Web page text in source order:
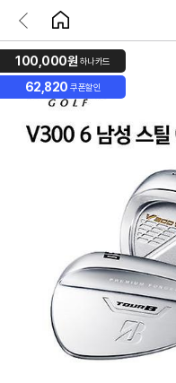
100,000원 하나카드
62,820 쿠폰할인